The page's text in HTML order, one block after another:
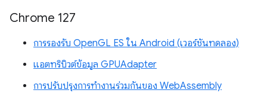
Chrome 127
การรองรับ OpenGL ES ใน Android (เวอร์ชันทดลอง)
แอตทริบิวต์ข้อมูล GPUAdapter
การปรับปรุงการทำงานร่วมกันของ WebAssembly